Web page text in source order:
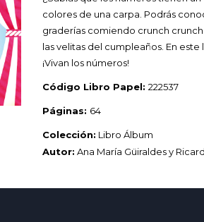
colores de una carpa. Podrás
graderías comiendo crunch
las velitas del cumpleaños. En
¡Vivan los números!
Código Libro Papel: 222537
Páginas: 64
Colección: Libro Álbum
Autor: Ana María Güiraldesy